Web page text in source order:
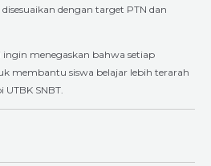
dengan target PTN dan
menegaskan bahwa setiap
membantu siswa belajar lebih terarah
SNBT.